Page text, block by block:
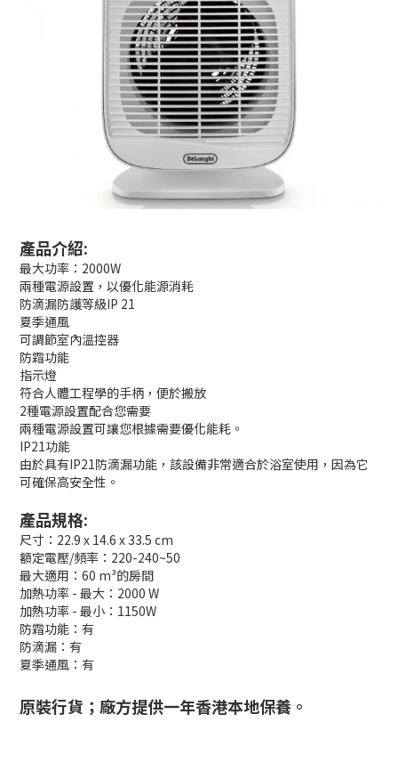
產品介紹:
最大功率：2000W
兩種電源設置，以優化能源消耗
防滴漏防護等級IP 21
夏季通風
可調節室內溫控器
防霜功能
指示燈
符合人體工程學的手柄，便於搬放
2種電源設置配合您需要
兩種電源設置可讓您根據需要優化能耗。
IP21功能
由於具有IP21防滴漏功能，該設備非常適合於浴室使用，因為它
可確保高安全性。
產品規格:
尺寸：22.9 x 14.6 x 33.5 cm
額定電壓/頻率：220-240~50
最大適用：60 m³的房間
加熱功率 - 最大：2000 W
加熱功率 - 最小：1150W
防霜功能：有
防滴漏：有
夏季通風：有
原裝行貨；廠方提供一年香港本地保養。